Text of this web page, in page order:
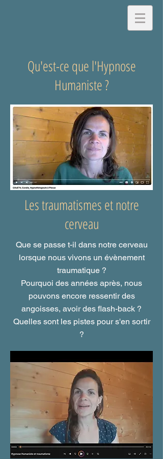
Qu'est-ce que l'Hypnose
Humaniste ?
Les traumatismes et notre
cerveau
Que se passe t-il dans notre cerveau
lorsque nous vivons un évènement
traumatique ?
Pourquoi des années après, nous
pouvons encore ressentir des
angoisses, avoir des flash-back ?
Quelles sont les pistes pour s'en sortir
?